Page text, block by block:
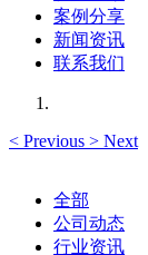
案例分享
新闻资讯
联系我们
< Previous > Next
全部
公司动态
行业资讯